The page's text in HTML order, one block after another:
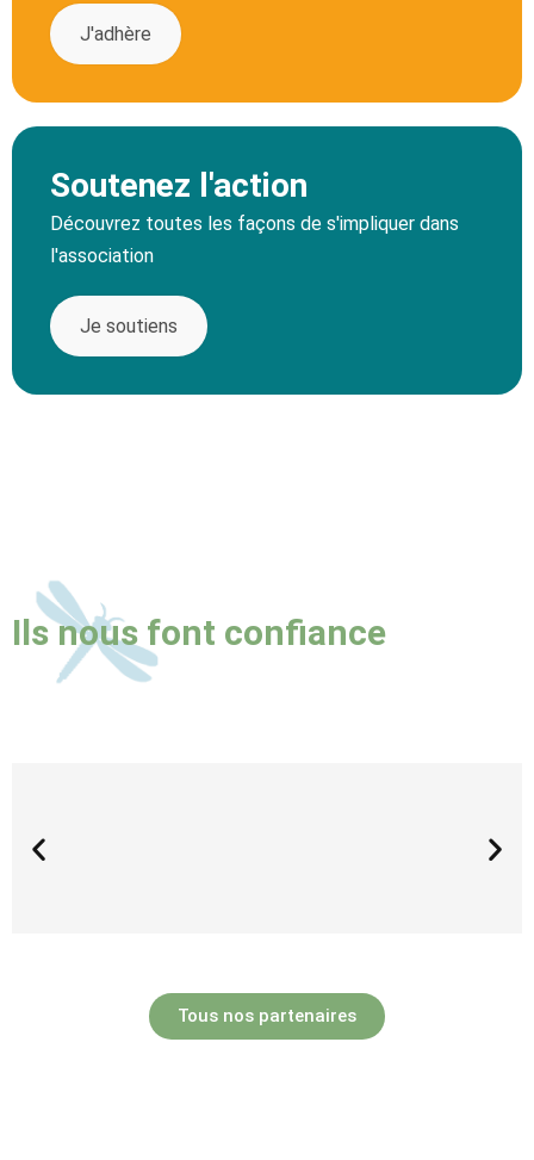
J'adhère
Soutenez l'action
Découvrez toutes les façons de s'impliquer dans
l'association
Je soutiens
Ils nous font confiance
Tous nos partenaires